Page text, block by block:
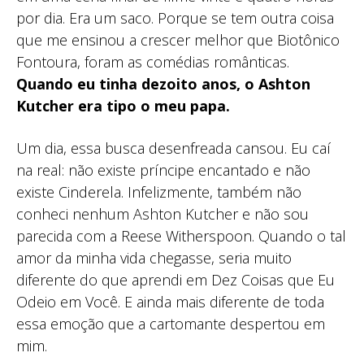
por dia. Era um saco. Porque se tem outra coisa
que me ensinou a crescer melhor que Biotônico
Fontoura, foram as comédias românticas.
Quando eu tinha dezoito anos, o Ashton
Kutcher era tipo o meu papa.
Um dia, essa busca desenfreada cansou. Eu caí
na real: não existe príncipe encantado e não
existe Cinderela. Infelizmente, também não
conheci nenhum Ashton Kutcher e não sou
parecida com a Reese Witherspoon. Quando o tal
amor da minha vida chegasse, seria muito
diferente do que aprendi em Dez Coisas que Eu
Odeio em Você. E ainda mais diferente de toda
essa emoção que a cartomante despertou em
mim.